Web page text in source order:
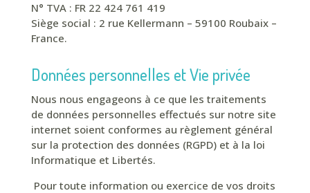
N° TVA : FR 22 424 761 419
Siège social : 2 rue Kellermann – 59100 Roubaix –
France.
Données personnelles et Vie privée
Nous nous engageons à ce que les traitements
de données personnelles effectués sur notre site
internet soient conformes au règlement général
sur la protection des données (RGPD) et à la loi
Informatique et Libertés.
Pour toute information ou exercice de vos droits